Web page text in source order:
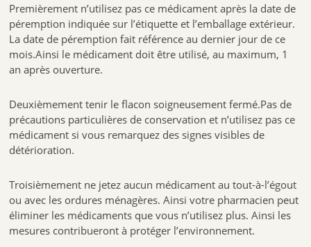
Premièrement n’utilisez pas ce médicament après la date de
péremption indiquée sur l’étiquette et l’emballage extérieur.
La date de péremption fait référence au dernier jour de ce
mois.Ainsi le médicament doit être utilisé, au maximum, 1
an après ouverture.
Deuxièmement tenir le flacon soigneusement fermé.Pas de
précautions particulières de conservation et n’utilisez pas ce
médicament si vous remarquez des signes visibles de
détérioration.
Troisièmement ne jetez aucun médicament au tout-à-l’égout
ou avec les ordures ménagères. Ainsi votre pharmacien peut
éliminer les médicaments que vous n’utilisez plus. Ainsi les
mesures contribueront à protéger l’environnement.